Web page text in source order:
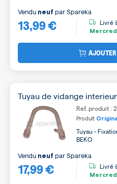
13,99 €
Vendu neuf parSpareka
Livré
Tuyau de vidange
Ref. produit :
Produit Original
Tuyau -
BEKO
17,99 €
Vendu neuf parSpareka
Livré